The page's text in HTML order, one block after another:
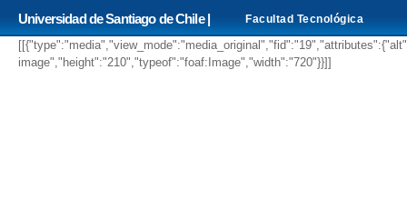
Universidad de Santiago de Chile | Facultad Tecnológica
image","height":"210","typeof":"foaf:Image","width":"720"}}]]